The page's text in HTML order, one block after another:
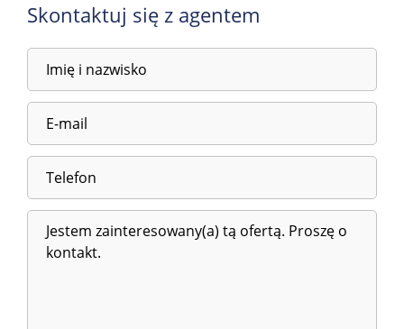
Skontaktuj się z agentem